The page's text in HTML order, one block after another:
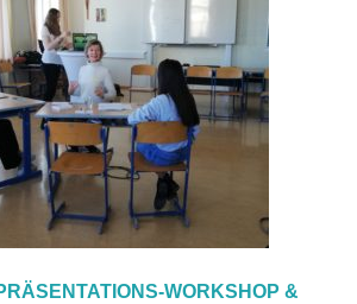
WORKSHOP &